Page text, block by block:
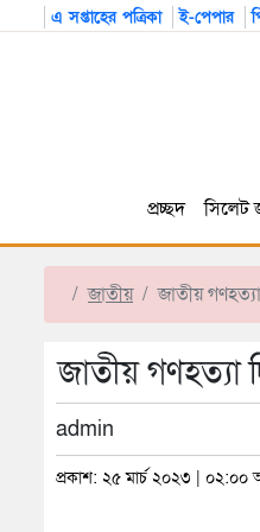
এ সপ্তাহের পত্রিকা ই-পেপার
প্রচ্ছদ সিলেট
জাতীয় জাতীয়
জাতীয় গণহত্যা
admin
প্রকাশ: ২৫ মার্চ ২০২৩ | ০২:০০